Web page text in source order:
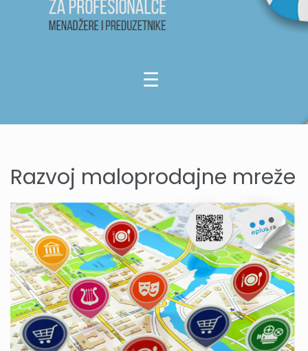
Razvoj maloprodajne mreže